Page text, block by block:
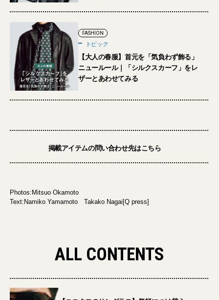
FASHION
トピック
【大人の春服】首元を「気負わず飾る」
ニュールール｜「シルクスカーフ」をレ
ザーとあわせてみる
掲載アイテムの問い合わせ先はこちら
Photos:Mitsuo Okamoto
Text:Namiko Yamamoto Takako Nagai[Q press]
ALL CONTENTS